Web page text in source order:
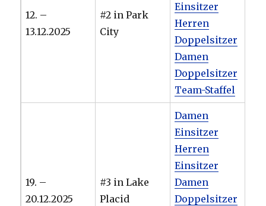
12. –
13.12.2025
#2 in Park
City
Einsitzer
Herren
Doppelsitzer
Damen
Doppelsitzer
Team-Staffel
19. –
20.12.2025
#3 in Lake
Placid
Damen
Einsitzer
Herren
Einsitzer
Damen
Doppelsitzer